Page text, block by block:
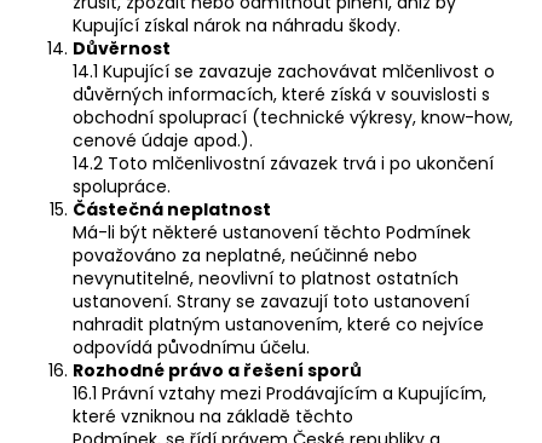
Kupující získal nárok na náhradu škody.
Důvěrnost
14.1 Kupující se zavazuje zachovávat mlčenlivost o
důvěrných informacích, které získá v souvislosti s
obchodní spoluprací (technické výkresy, know-how,
cenové údaje apod.).
14.2 Toto mlčenlivostní závazek trvá i po ukončení
spolupráce.
Částečná neplatnost
Má-li být některé ustanovení těchto Podmínek
považováno za neplatné, neúčinné nebo
nevynutitelné, neovlivní to platnost ostatních
ustanovení. Strany se zavazují toto ustanovení
nahradit platným ustanovením, které co nejvíce
odpovídá původnímu účelu.
Rozhodné právo a řešení sporů
16.1 Právní vztahy mezi Prodávajícím a Kupujícím,
které vzniknou na základě těchto